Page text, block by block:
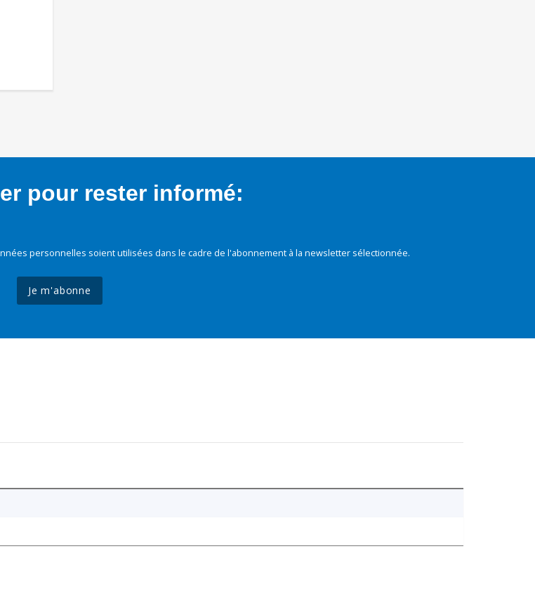
pour rester informé:
personnelles soient utilisées dans le cadre de l'abonnement à la newsletter sélectionnée.
Je m'abonne